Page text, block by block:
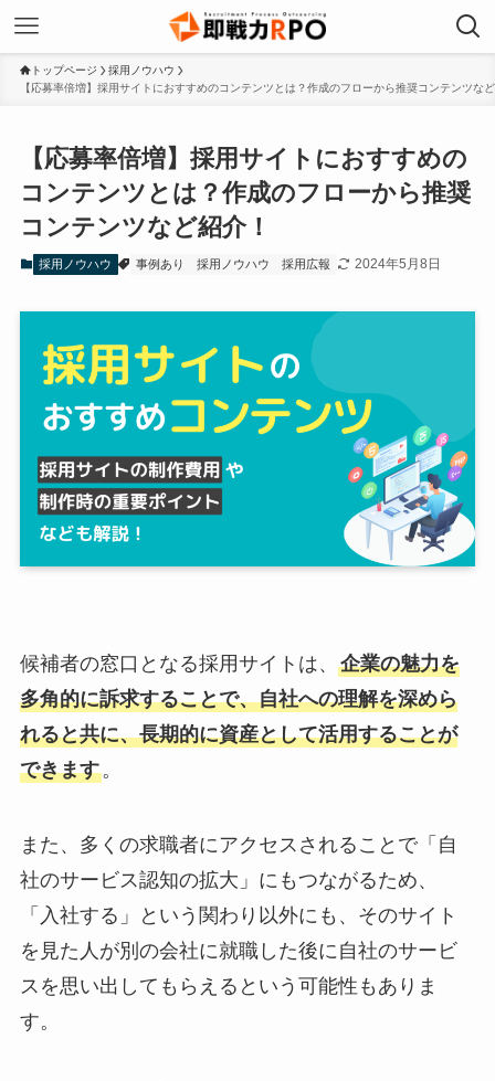
トップページ
採用ノウハウ
【応募率倍増】採用サイトにおすすめのコンテンツとは？作成のフローから推奨コンテンツな
【応募率倍増】採用サイトにおすすめの
コンテンツとは？作成のフローから推奨
コンテンツなど紹介！
採用ノウハウ 事例あり 採用ノウハウ 採用広報 2024年5月8日
候補者の窓口となる採用サイトは、 企業の魅力を
多角的に訴求することで、自社への理解を深めら
れると共に、長期的に資産として活用することが
できます。
また、多くの求職者にアクセスされることで「自
社のサービス認知の拡大」にもつながるため、
「入社する」という関わり以外にも、そのサイト
を見た人が別の会社に就職した後に自社のサービ
スを思い出してもらえるという可能性もありま
す。